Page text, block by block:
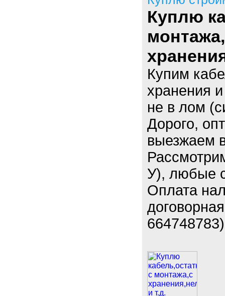
Куплю
Купим
хранения
не в лом
Дорого,
выезжаем
У), любые
Оплата
664748783)